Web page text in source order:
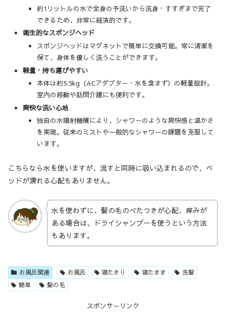
約1リットルの水で全身の予洗いから洗身・すすぎまで完了
できるため、非常に経済的です。
衛生的なスポンジヘッド
スポンジヘッドはマグネットで簡単に交換可能。常に清潔を
保て、身体を優しく洗うことができます。
軽量・持ち運びやすい
本体は約5.5kg（ACアダプター・水を含まず）の軽量設計。
室内の移動や訪問介護にも便利です。
爽快な洗い心地
独自の水噴射機構により、シャワーのような爽快感と温かさ
を実現。従来のミストや一般的なシャワーの課題を克服して
います。
こちらなら水を使いますが、流すと同時に吸い込まれるので、ベ
ッドが濡れる心配もありません。
水を使わずに、髪の毛のべたつきが心配、痒みが
ある場合は、ドライシャンプーを使うという方法
もあります。
お風呂関連 お風呂 寝たきり 寝たまま
洗髪
簡単
髪の毛
スポンサーリンク